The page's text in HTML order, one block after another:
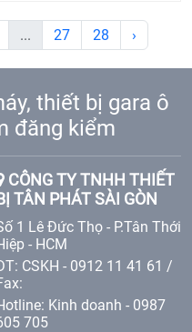
... 27 28 ›
thiết bị gara ô
đăng kiểm
CÔNG TY TNHH THIẾT
TÂN PHÁT SÀI GÒN
1 Lê Đức Thọ - P.Tân Thới
- HCM
CSKH - 0912 11 41 61 /
Kinh doanh - 0987
705